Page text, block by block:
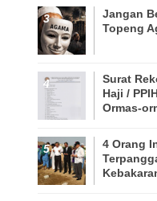
Jangan
Topeng
Surat
Haji /
Ormas-
4 Orang